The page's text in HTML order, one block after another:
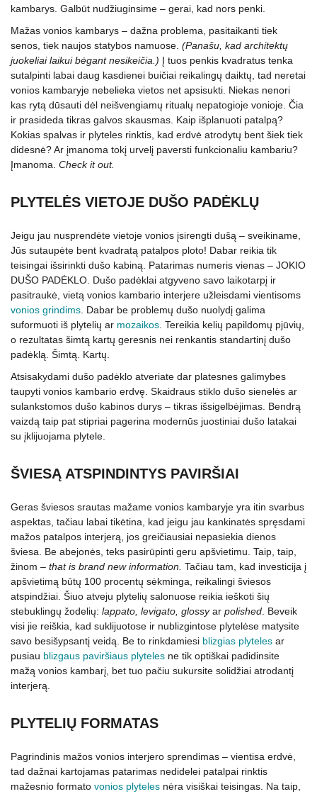
kambarys. Galbūt nudžiuginsime – gerai, kad nors penki.
Mažas vonios kambarys – dažna problema, pasitaikanti tiek
senos, tiek naujos statybos namuose. (Panašu, kad architektų
juokeliai laikui bėgant nesikeičia.) Į tuos penkis kvadratus tenka
sutalpinti labai daug kasdienei buičiai reikalingų daiktų, tad neretai
vonios kambaryje nebelieka vietos net apsisukti. Niekas nenori
kas rytą dūsauti dėl neišvengiamų ritualų nepatogioje vonioje. Čia
ir prasideda tikras galvos skausmas. Kaip išplanuoti patalpą?
Kokias spalvas ir plyteles rinktis, kad erdvė atrodytų bent šiek tiek
didesnė? Ar įmanoma tokį urvelį paversti funkcionaliu kambariu?
Įmanoma. Check it out.
PLYTELĖS VIETOJE DUŠO PADĖKLŲ
Jeigu jau nusprendėte vietoje vonios įsirengti dušą – sveikiname,
Jūs sutaupėte bent kvadratą patalpos ploto! Dabar reikia tik
teisingai išsirinkti dušo kabiną. Patarimas numeris vienas – JOKIO
DUŠO PADĖKLO. Dušo padėklai atgyveno savo laikotarpį ir
pasitraukė, vietą vonios kambario interjere užleisdami vientisoms
vonios grindims . Dabar be problemų dušo nuolydį galima
suformuoti iš plytelių ar mozaikos . Tereikia kelių papildomų pjūvių,
o rezultatas šimtą kartų geresnis nei renkantis standartinį dušo
padėklą. Šimtą. Kartų.
Atsisakydami dušo padėklo atveriate dar platesnes galimybes
taupyti vonios kambario erdvę. Skaidraus stiklo dušo sienelės ar
sulankstomos dušo kabinos durys – tikras išsigelbėjimas. Bendrą
vaizdą taip pat stipriai pagerina modernūs juostiniai dušo latakai
su įklijuojama plytele.
ŠVIESĄ ATSPINDINTYS PAVIRŠIAI
Geras šviesos srautas mažame vonios kambaryje yra itin svarbus
aspektas, tačiau labai tikėtina, kad jeigu jau kankinatės spręsdami
mažos patalpos interjerą, jos greičiausiai nepasiekia dienos
šviesa. Be abejonės, teks pasirūpinti geru apšvietimu. Taip, taip,
žinom – that is brand new information. Tačiau tam, kad investicija į
apšvietimą būtų 100 procentų sėkminga, reikalingi šviesos
atspindžiai. Šiuo atveju plytelių salonuose reikia ieškoti šių
stebuklingų žodelių: lappato, levigato, glossyar polished . Beveik
visi jie reiškia, kad suklijuotose ir nublizgintose plytelėse matysite
savo besišypsantį veidą. Be to rinkdamiesi blizgias plyteles ar
pusiau blizgaus paviršiaus plyteles ne tik optiškai padidinsite
mažą vonios kambarį, bet tuo pačiu sukursite solidžiai atrodantį
interjerą.
PLYTELIŲ FORMATAS
Pagrindinis mažos vonios interjero sprendimas – vientisa erdvė,
tad dažnai kartojamas patarimas nedidelei patalpai rinktis
mažesnio formato vonios plyteles nėra visiškai teisingas. Na taip,